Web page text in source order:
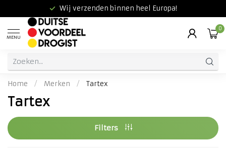
Wij verzenden binnen heel Europa!
MENU
0
Home / Merken / Tartex
Tartex
Filters